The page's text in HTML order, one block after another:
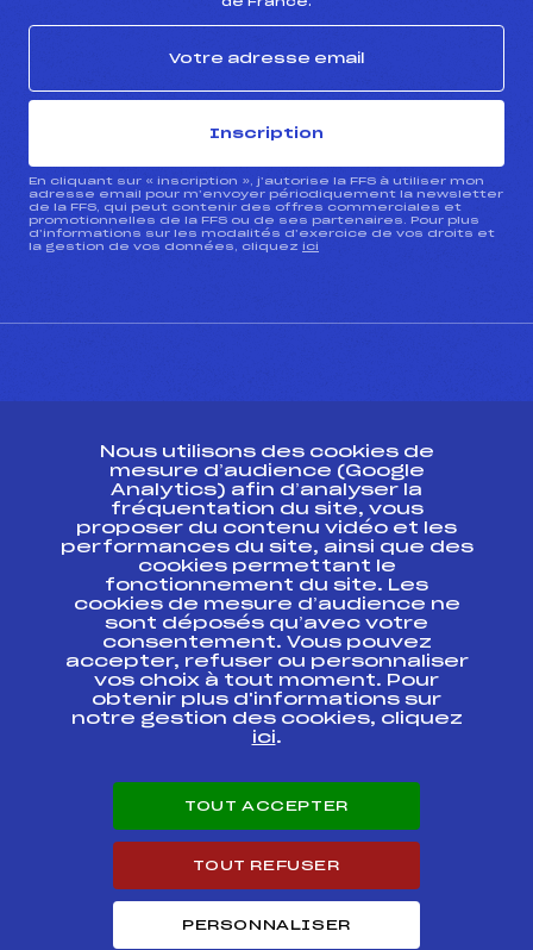
de France.
Inscription
En cliquant sur « inscription », j’autorise la FFS à utiliser mon
adresse email pour m’envoyer périodiquement la newsletter
de la FFS, qui peut contenir des offres commerciales et
promotionnelles de la FFS ou de ses partenaires. Pour plus
d’informations sur les modalités d’exercice de vos droits et
la gestion de vos données, cliquez ici
Ressources
Pass’Neige
Projet sportif fédéral
Projet de performance fédéral
Antidopage
Pôle Développement, Formation, Suivi
Scientifique
Listes ministérielles
Pôle vie de l’athlète
Enseignement professionnel
Carrières
Nous utilisons des cookies de
mesure d’audience (Google
Analytics) afin d’analyser la
fréquentation du site, vous
proposer du contenu vidéo et les
performances du site, ainsi que des
cookies permettant le
fonctionnement du site. Les
cookies de mesure d’audience ne
sont déposés qu’avec votre
consentement. Vous pouvez
accepter, refuser ou personnaliser
vos choix à tout moment. Pour
obtenir plus d'informations sur
notre gestion des cookies, cliquez
ici.
TOUT ACCEPTER
TOUT REFUSER
PERSONNALISER